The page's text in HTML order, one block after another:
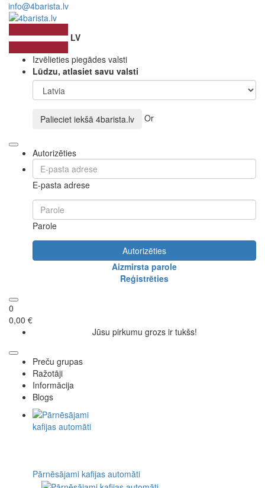
info@4barista.lv
LV
Izvēlieties piegādes valsti
Lūdzu, atlasiet savu valsti
Palieciet iekšā 4barista.lv Or
Autorizēties
E-pasta adrese
Parole
Autorizēties
Aizmirsta parole
Reģistrēties
0
0,00 €
Jūsu pirkumu grozs ir tukšs!
Preču grupas
Ražotāji
Informācija
Blogs
Pārnēsājami kafijas automāti